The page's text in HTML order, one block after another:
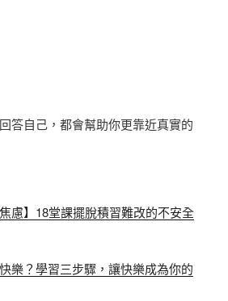
答自己，都會幫助你更靠近真實的
焦慮】18堂課擺脫積習難改的不安全
樂？學習三步驟，讓快樂成為你的